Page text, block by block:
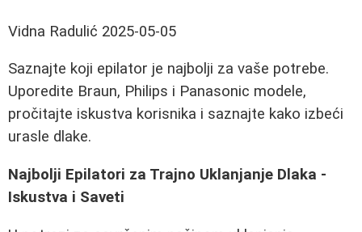
Vidna Radulić 2025-05-05
Saznajte koji epilator je najbolji za vaše potrebe.
Uporedite Braun, Philips i Panasonic modele,
pročitajte iskustva korisnika i saznajte kako izbeći
urasle dlake.
Najbolji Epilatori za Trajno Uklanjanje Dlaka -
Iskustva i Saveti